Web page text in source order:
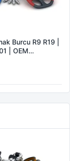
Burcu R9 R19 |
| OEM